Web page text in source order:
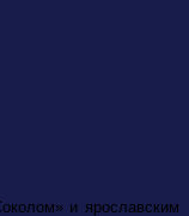
и ярославским